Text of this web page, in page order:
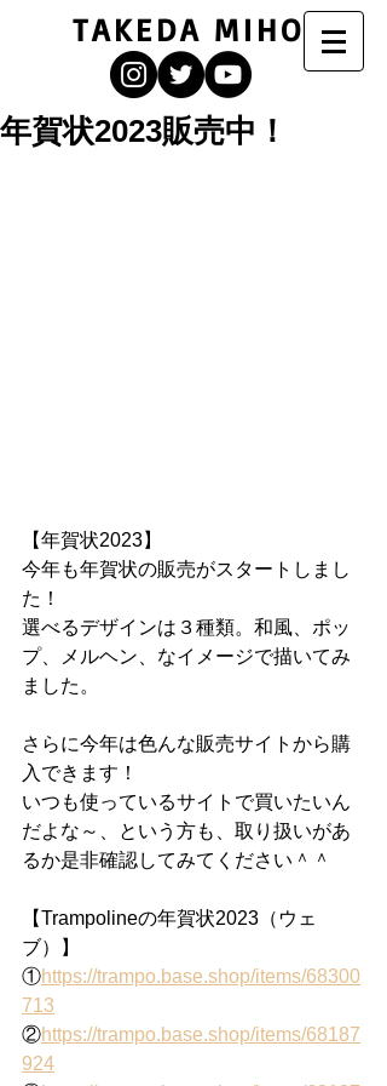
TAKEDA MIHO
年賀状2023販売中！
【年賀状2023】
今年も年賀状の販売がスタートしまし
た！
選べるデザインは３種類。和風、ポッ
プ、メルヘン、なイメージで描いてみ
ました。
さらに今年は色んな販売サイトから購
入できます！
いつも使っているサイトで買いたいん
だよな～、という方も、取り扱いがあ
るか是非確認してみてください＾＾
【Trampolineの年賀状2023（ウェ
ブ）】
①https://trampo.base.shop/items/68300
713
②https://trampo.base.shop/items/68187
924